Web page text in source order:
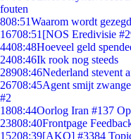
fouten
808:51Waarom wordt
16708:51 [NOS Eredivisie
4408:48Hoeveel geld
2408:46Ik rook nog steeds
28908:46Nederland stevent
26708:45Agent smijt
#2
1808:44Oorlog Iran #137
23808:40Frontpage
15208:39[AKQ] #3384